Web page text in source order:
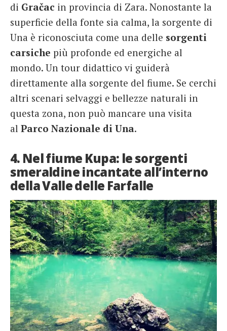
di Gračac in provincia di Zara. Nonostante la
superficie della fonte sia calma, la sorgente di
Una è riconosciuta come una delle sorgenti
carsiche più profonde ed energiche al
mondo. Un tour didattico vi guiderà
direttamente alla sorgente del fiume. Se cerchi
altri scenari selvaggi e bellezze naturali in
questa zona, non può mancare una visita
al Parco Nazionale di Una.
4. Nel fiume Kupa: le sorgenti
smeraldine incantate all’interno
della Valle delle Farfalle